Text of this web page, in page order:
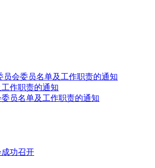
会委员名单及工作职责的通知
作职责的通知
员名单及工作职责的通知
功召开